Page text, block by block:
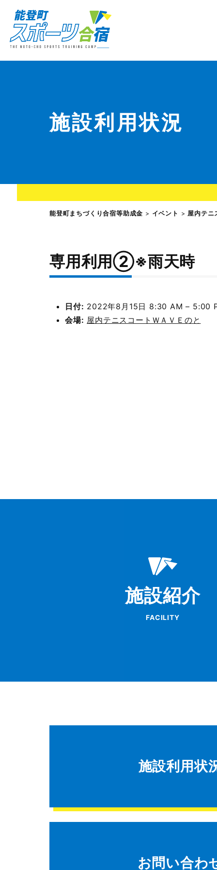
施設利用状況
能登町まちづくり合宿等助成金 > イベント > 屋内テニ
専用利用②※雨天時
日付: 2022年8月15日 8:30 AM – 5:00
会場: 屋内テニスコートＷＡＶＥのと
施設紹介
FACILITY
施設利用状
お問い合わ